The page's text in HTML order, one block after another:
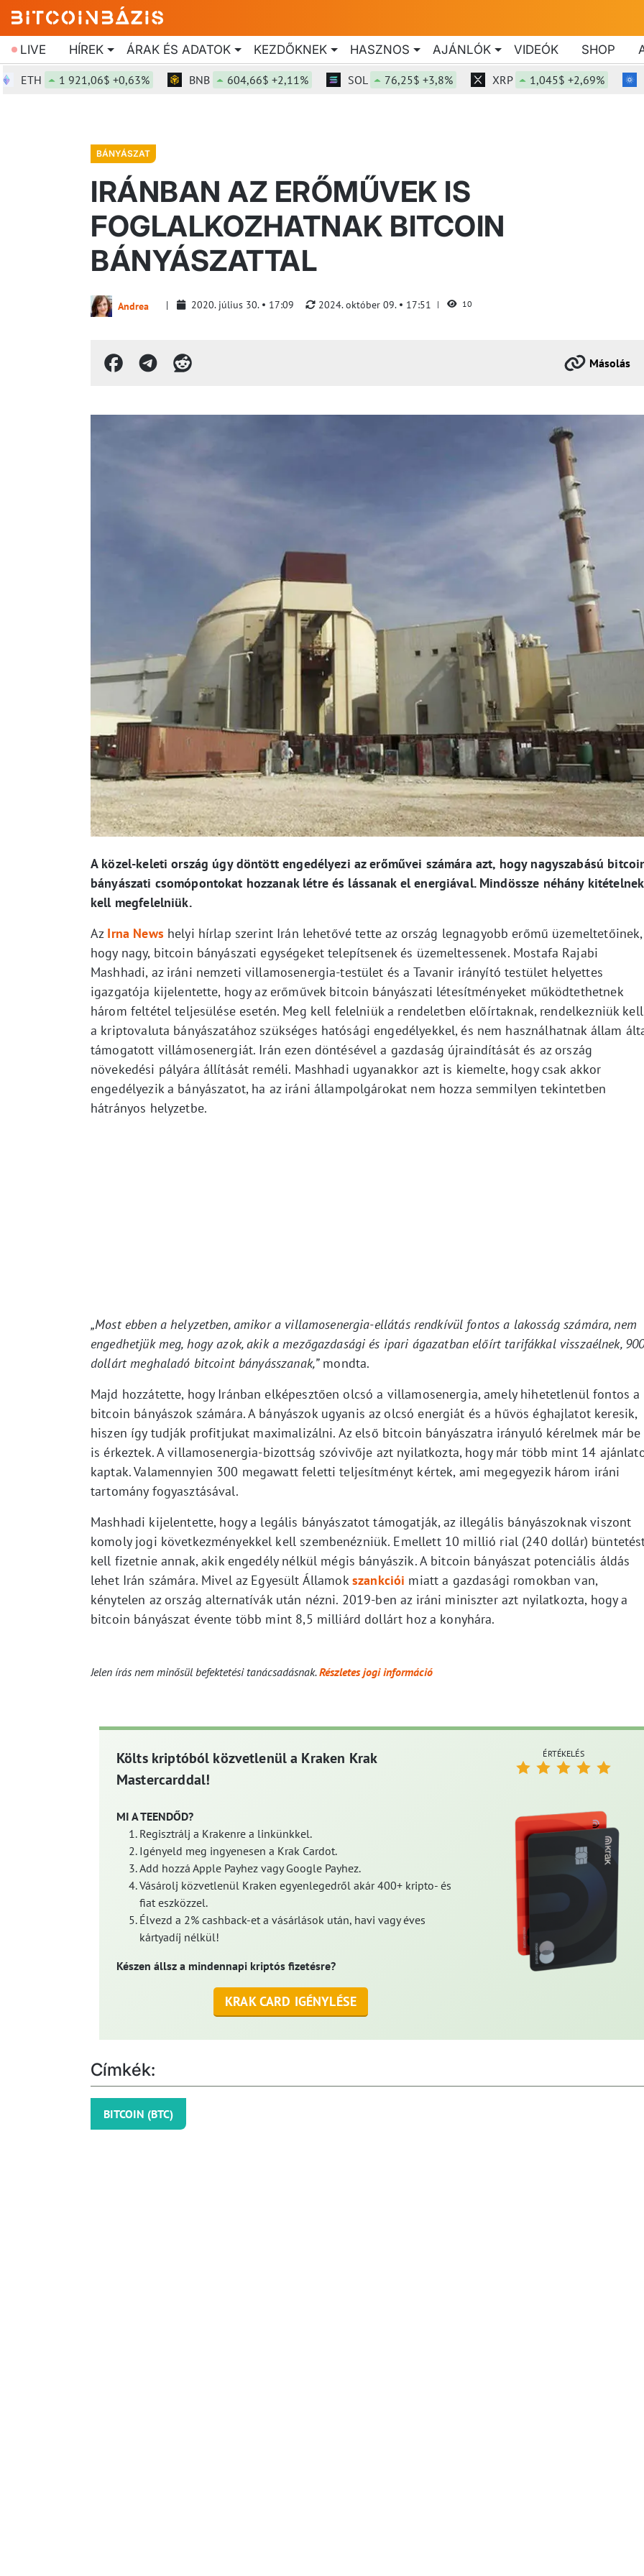
LIVE HÍREK ÁRAK ÉS ADATOK KEZDŐKNEK HASZNOS AJÁNLÓK VIDEÓK SHOP
1 921,06$ +0,63% BNB 604,66$ +2,11% SOL 76,25$ +3,8% XRP 1,045$ +2,69% ADA
BÁNYÁSZAT
IRÁNBAN AZ ERŐMŰVEK IS
FOGLALKOZHATNAK BITCOIN
BÁNYÁSZATTAL
Andrea 2020. július 30. 17:09 2024. október 09. 17:51 10
Másolás
A közel-keleti ország úgy döntött engedélyezi az erőművei számára azt, hogy nagyszabású
bányászati csomópontokat hozzanak létre és lássanak el energiával. Mindössze néhány kitételnek
kell megfelelniük.
Az Irna News helyi hírlap szerint Irán lehetővé tette az ország legnagyobb erőmű üzemeltetőinek,
hogy nagy, bitcoin bányászati ​​egységeket telepítsenek és üzemeltessenek. Mostafa Rajabi
Mashhadi, az iráni nemzeti villamosenergia-testület és a Tavanir irányító testület helyettes
igazgatója kijelentette, hogy az erőművek bitcoin bányászati ​​létesítményeket működtethetnek
három feltétel teljesülése esetén. Meg kell felelniük a rendeletben előírtaknak, rendelkezniük kell
a kriptovaluta bányászatához szükséges hatósági engedélyekkel, és nem használhatnak állam
támogatott villámosenergiát. Irán ezen döntésével a gazdaság újraindítását és az ország
növekedési pályára állítását reméli. Mashhadi ugyanakkor azt is kiemelte, hogy csak akkor
engedélyezik a bányászatot, ha az iráni állampolgárokat nem hozza semmilyen tekintetben
hátrányos helyzetbe.
„Most ebben a helyzetben, amikor a villamosenergia-ellátás rendkívül fontos a lakosság számára, nem
engedhetjük meg, hogy azok, akik a mezőgazdasági és ipari ágazatban előírt tarifákkal visszaélnek,
dollárt meghaladó bitcoint bányásszanak,”mondta.
Majd hozzátette, hogy Iránban elképesztően olcsó a villamosenergia, amely hihetetlenül fontos a
bitcoin bányászok számára. A bányászok ugyanis az olcsó energiát és a hűvös éghajlatot keresik,
hiszen így tudják profitjukat maximalizálni. Az első bitcoin bányászatra irányuló kérelmek már be
is érkeztek. A villamosenergia-bizottság szóvivője azt nyilatkozta, hogy már több mint 14
kaptak. Valamennyien 300 megawatt feletti teljesítményt kértek, ami megegyezik három iráni
tartomány fogyasztásával.
Mashhadi kijelentette, hogy a legális bányászatot támogatják, az illegális bányászoknak viszont
komoly jogi következményekkel kell szembenézniük. Emellett 10 millió rial (240 dollár)
kell fizetnie annak, akik engedély nélkül mégis bányászik. A bitcoin bányászat potenciális áldás
lehet Irán számára. Mivel az Egyesült Államokszankciói miatt a gazdasági romokban van,
kénytelen az ország alternatívák után nézni. 2019-ben az iráni miniszter azt nyilatkozta, hogy a
bitcoin bányászat évente több mint 8,5 milliárd dollárt hoz a konyhára.
Jelen írás nem minősül befektetési tanácsadásnak.Részletes jogi információ
Költs kriptóból közvetlenül a Kraken Krak
Mastercarddal!
MI A TEENDŐD?
Regisztrálj a Krakenre a linkünkkel.
Igényeld meg ingyenesen a Krak Cardot.
Add hozzá Apple Payhez vagy Google Payhez.
Vásárolj közvetlenül Kraken egyenlegedről akár 400+ kripto- és
fiat eszközzel.
Élvezd a 2% cashback-et a vásárlások után, havi vagy éves
kártyadíj nélkül!
Készen állsz a mindennapi kriptós fizetésre?
KRAK CARD IGÉNYLÉSE
ÉRTÉKELÉS
Címkék:
BITCOIN (BTC)